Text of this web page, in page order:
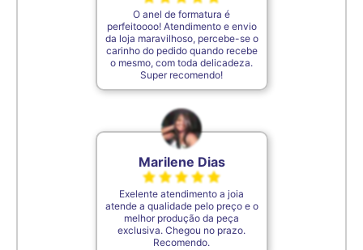
O anel de formatura é
perfeitoooo! Atendimento e envio
da loja maravilhoso, percebe-se o
carinho do pedido quando recebe
o mesmo, com toda delicadeza.
Super recomendo!
Marilene Dias
Exelente atendimento a joia
atende a qualidade pelo preço e o
melhor produção da peça
exclusiva. Chegou no prazo.
Recomendo.